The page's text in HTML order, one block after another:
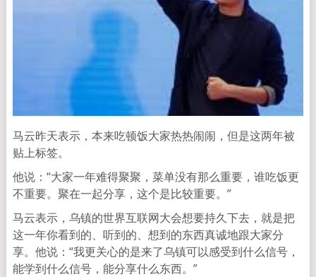
马云昨天表示，本来吃顿饭大家热热闹闹，但是这两年被
贴上标签。
他说：“大家一年难得聚聚，菜单没有那么重要，谁吃饭更
不重要。聚在一起分享，这个是比较重要。”
马云表示，乌镇的世界互联网大会想要持久下去，就是把
这一年你看到的、听到的、想到的东西真诚地跟大家分
享。他说：“我更关心的是来了乌镇可以感受到什么信号，
能学到什么信号，能分享什么东西。”